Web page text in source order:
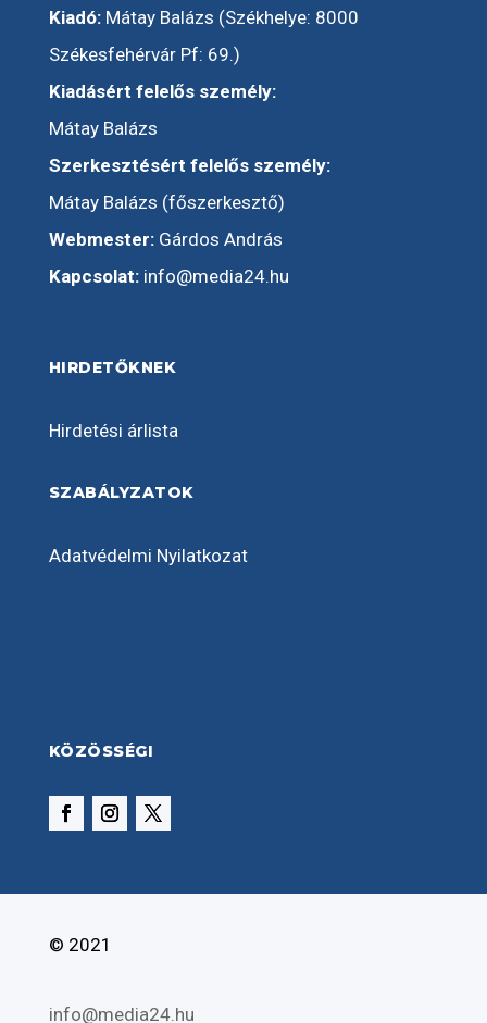
Kiadó:Mátay Balázs (Székhelye: 8000
Székesfehérvár Pf: 69.)
Kiadásért felelős személy:
Mátay Balázs
Szerkesztésért felelős személy:
Mátay Balázs (főszerkesztő)
Webmester:Gárdos András
Kapcsolat: info@media24.hu
HIRDETŐKNEK
Hirdetési árlista
SZABÁLYZATOK
Adatvédelmi Nyilatkozat
KÖZÖSSÉGI
© 2021
info@media24.hu